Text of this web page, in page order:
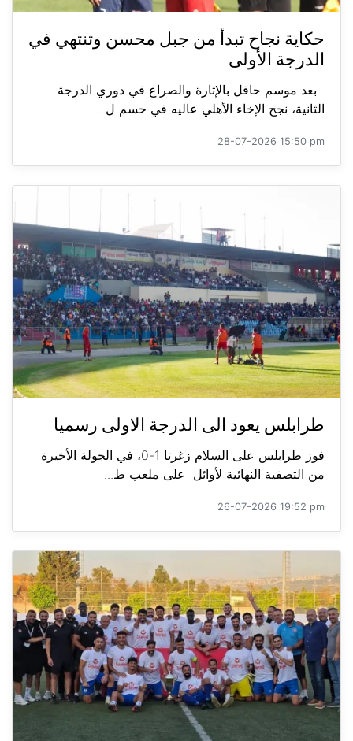
حكاية نجاح تبدأ من جبل محسن وتنتهي في
الدرجة الأولى
بعد موسم حافل بالإثارة والصراع في دوري الدرجة
الثانية، نجح الإخاء الأهلي عاليه في حسم ل...
28-07-2026 15:50 pm
طرابلس يعود الى الدرجة الاولى رسميا
فوز طرابلس على السلام زغرتا 1-0، في الجولة الأخيرة
من التصفية النهائية لأوائل على ملعب ط...
26-07-2026 19:52 pm